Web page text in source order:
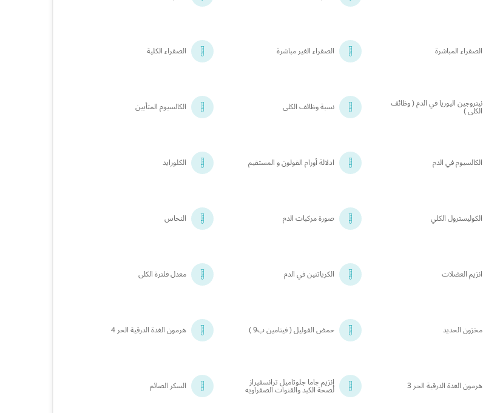
الصفراء المباشرة الصفراء الغير مباشرة الصفراء الكلية
نيتروجين اليوريا في الدم ( وظائف
الكلى ) نسبة وظائف الكلى الكالسيوم المتأيين
الكالسيوم في الدم ادلالة أورام القولون و المستقيم الكلورايد
الكوليسترول الكلي صورة مركبات الدم النحاس
انزيم العضلات الكرياتنين في الدم معدل فلترة الكلى
مخزون الحديد حمض الفوليل ( فيتامين ب9 ) هرمون الغدة الدرقية الحر 4
هرمون الغدة الدرقية الحر 3 إنزيم جاما جلوتاميل ترانسفيراز
لصحة الكبد والقنوات الصفراويه السكر الصائم